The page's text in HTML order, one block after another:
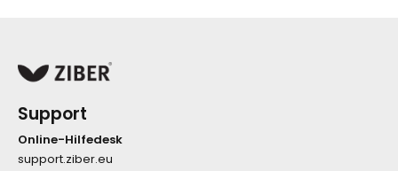
Support
Online-Hilfedesk
support.ziber.eu